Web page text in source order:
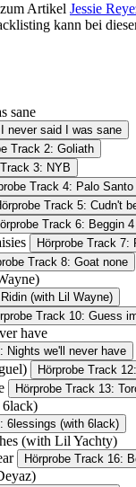
Artikel Jessie
kann bei
sane
never said I was sane
Track 2: Goliath
3: NYB
Track 4: Palo Santo
Track 5: Cudn't
Track 6: Beggin
Hörprobe Track
Track 8: Goat none
(with Lil Wayne)
Track 10: Guess
have
Nights we'll never have
Hörprobe Track
Hörprobe Track 13:
6lack)
6lessings (with 6lack)
(with Lil Yachty)
Hörprobe Track 16: